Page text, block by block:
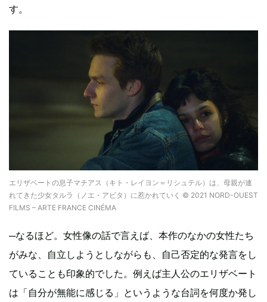
す。
エリザベートの息子マチアス（キト・レイヨン＝リシュテル）は、母親が連
れてきた少女タルラ（ノエ・アビタ）に惹かれていく © 2021 NORD-OUEST
FILMS – ARTE FRANCE CINÉMA
─なるほど。女性像の話で言えば、本作のなかの女性たち
がみな、自立しようとしながらも、自己否定的な発言をし
ていることも印象的でした。例えば主人公のエリザベート
は「自分が無能に感じる」というような台詞を何度か発し